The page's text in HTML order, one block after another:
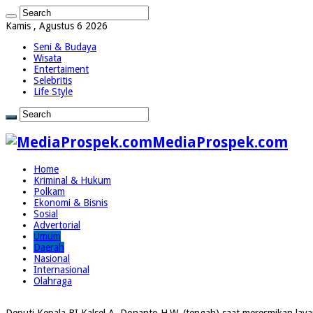
Kamis , Agustus 6 2026
Seni & Budaya
Wisata
Entertaiment
Selebritis
Life Style
MediaProspek.com
Home
Kriminal & Hukum
Polkam
Ekonomi & Bisnis
Sosial
Advertorial
Umum
Daerah
Nasional
Internasional
Olahraga